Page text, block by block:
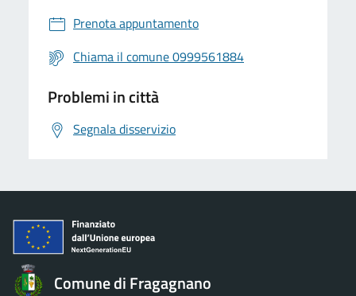
Prenota appuntamento
Chiama il comune 0999561884
Problemi in città
Segnala disservizio
Comune di Fragagnano